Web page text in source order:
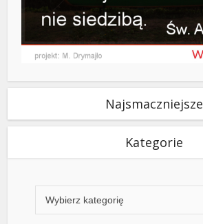
Najsmaczniejsze
Kategorie